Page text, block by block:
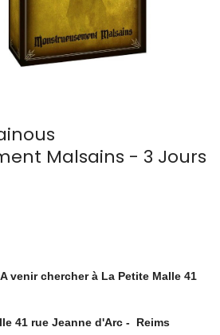
Malsains - 3 Jours
venir chercher à La Petite Malle 41
41 rue Jeanne d'Arc - Reims